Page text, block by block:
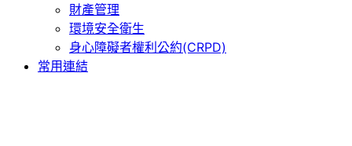
財產管理
環境安全衛生
身心障礙者權利公約(CRPD)
常用連結